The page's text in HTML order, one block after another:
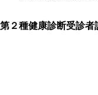
第２種健康診断受診者